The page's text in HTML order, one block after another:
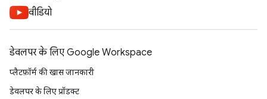
वीडियो
डेवलपर के लिए Google Workspace
प्लैटफ़ॉर्म की खास जानकारी
डेवलपर के लिए प्रॉडक्ट